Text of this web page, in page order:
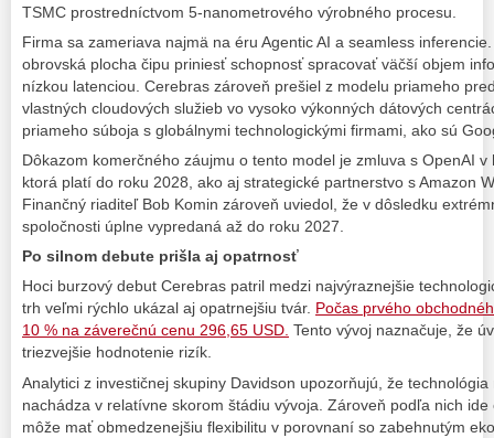
TSMC prostredníctvom 5-nanometrového výrobného procesu.
Firma sa zameriava najmä na éru Agentic AI a seamless
obrovská plocha čipu priniesť schopnosť spracovať väčší objem
nízkou latenciou. Cerebras zároveň prešiel z modelu priameho
vlastných cloudových služieb vo vysoko výkonných dátových
priameho súboja s globálnymi technologickými firmami, ako sú
Dôkazom komerčného záujmu o tento model je zmluva s OpenAI
ktorá platí do roku 2028, ako aj strategické partnerstvo s Amazon
Finančný riaditeľ Bob Komin zároveň uviedol, že v dôsledku
spoločnosti úplne vypredaná až do roku 2027.
Po silnom debute prišla aj opatrnosť
Hoci burzový debut Cerebras patril medzi najvýraznejšie
trh veľmi rýchlo ukázal aj opatrnejšiu tvár. Počas prvého
10 % na záverečnú cenu 296,65 USD. Tento vývoj naznačuje, že
triezvejšie hodnotenie rizík.
Analytici z investičnej skupiny Davidson upozorňujú, že
nachádza v relatívne skorom štádiu vývoja. Zároveň podľa nich
môže mať obmedzenejšiu flexibilitu v porovnaní so zabehnutým